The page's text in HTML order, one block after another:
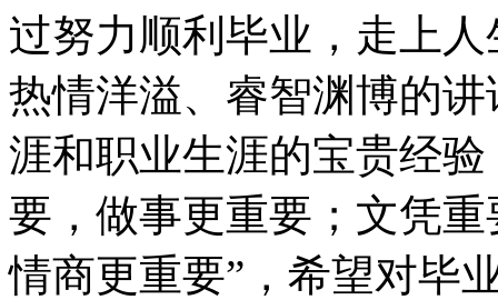
过努力顺利毕业，走上
热情洋溢、睿智渊博的
涯和职业生涯的宝贵经
要，做事更重要；文凭
情商更重要”，希望对毕